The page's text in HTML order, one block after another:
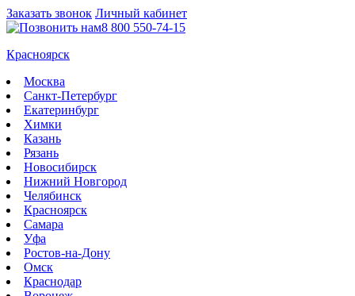
Заказать звонок Личный кабинет
8 800 550-74-15
Красноярск
Москва
Санкт-Петербург
Екатеринбург
Химки
Казань
Рязань
Новосибирск
Нижний Новгород
Челябинск
Красноярск
Самара
Уфа
Ростов-на-Дону
Омск
Краснодар